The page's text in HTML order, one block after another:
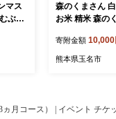
マス
ぶど
葡
ぶ
森のくまさん
お米 精米 森の
本県 玉名市
寄附金額 10,000
熊本県玉名市
月コース） | イベント チ